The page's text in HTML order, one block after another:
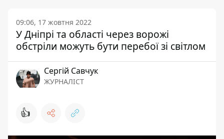
09:06, 17 жовтня 2022
У Дніпрі та області через ворожі
обстріли можуть бути перебої зі світлом
Сергій Савчук
ЖУРНАЛІСТ
👍